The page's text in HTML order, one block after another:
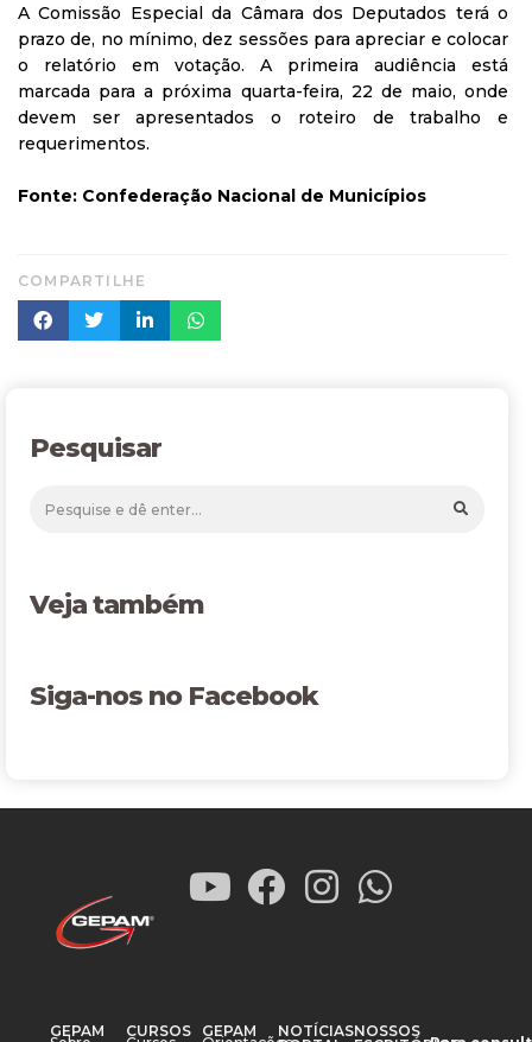
A Comissão Especial da Câmara dos Deputados terá o
prazo de, no mínimo, dez sessões para apreciar e colocar
o relatório em votação. A primeira audiência está
marcada para a próxima quarta-feira, 22 de maio, onde
devem ser apresentados o roteiro de trabalho e
requerimentos.
Fonte: Confederação Nacional de Municípios
COMPARTILHE
Pesquisar
Veja também
Siga-nos no Facebook
GEPAM CURSOS GEPAM
NOTÍCIASNOSSOS